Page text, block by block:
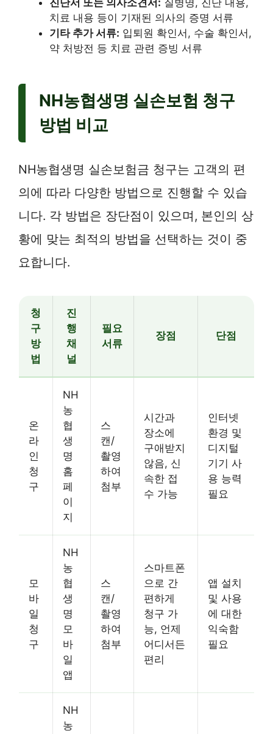
진단서 또는 의사소견서: 질병명, 진단 내용,
치료 내용 등이 기재된 의사의 증명 서류
기타 추가 서류: 입퇴원 확인서, 수술 확인서,
약 처방전 등 치료 관련 증빙 서류
NH농협생명 실손보험 청구
방법 비교
NH농협생명 실손보험금 청구는 고객의 편
의에 따라 다양한 방법으로 진행할 수 있습
니다. 각 방법은 장단점이 있으며, 본인의 상
황에 맞는 최적의 방법을 선택하는 것이 중
요합니다.
청
구
방
법
진
행
채
널
필요
서류
장점 단점
온
라
인
청
구
NH
농
협
생
명
홈
페
이
지
스
캔/
촬영
하여
첨부
시간과
장소에
구애받지
않음, 신
속한 접
수 가능
인터넷
환경 및
디지털
기기 사
용 능력
필요
모
바
일
청
구
NH
농
협
생
명
모
바
일
앱
스
캔/
촬영
하여
첨부
스마트폰
으로 간
편하게
청구 가
능, 언제
어디서든
편리
앱 설치
및 사용
에 대한
익숙함
필요
NH
농